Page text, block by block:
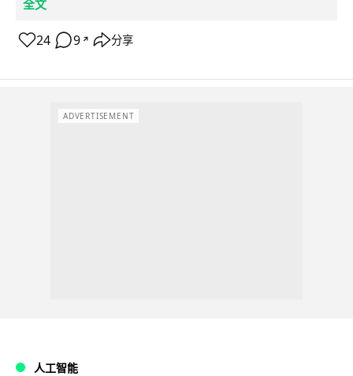
全文
24 9 ↗ 分享
ADVERTISEMENT
人工智能